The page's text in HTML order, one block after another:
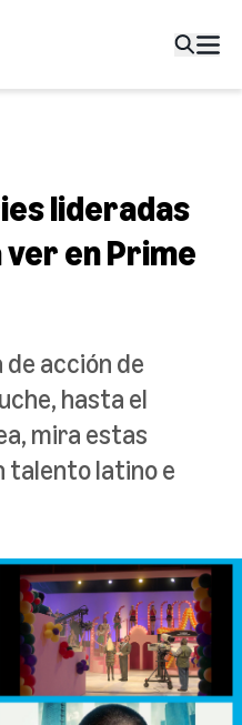
lideradas
en Prime
acción de
hasta el
mira estas
talento latino e